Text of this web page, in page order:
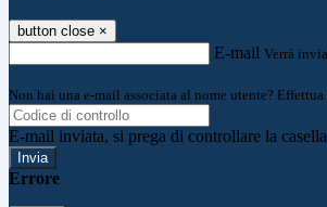
button close ×
E-mail Verrà
Non hai una e-mail associata al nome utente?
E-mail inviata, si prega di controllare la
Errore